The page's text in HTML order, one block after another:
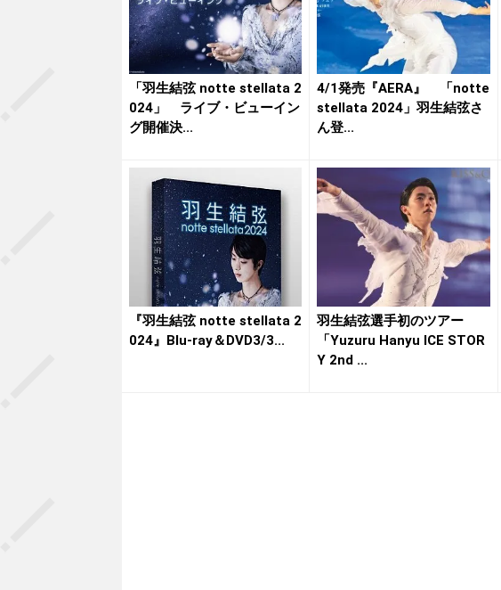
「羽生結弦 notte stellata 2
024」 ライブ・ビューイン
グ開催決...
4/1発売『AERA』 「notte
stellata 2024」羽生結弦さ
ん登...
『羽生結弦 notte stellata 2
024』Blu-ray＆DVD3/3...
羽生結弦選手初のツアー
「Yuzuru Hanyu ICE STOR
Y 2nd ...